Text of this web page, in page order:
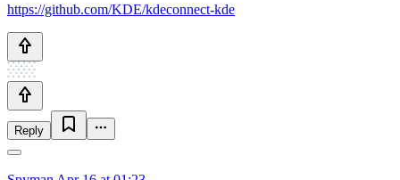
https://github.com/KDE/kdeconnect-kde
Reply